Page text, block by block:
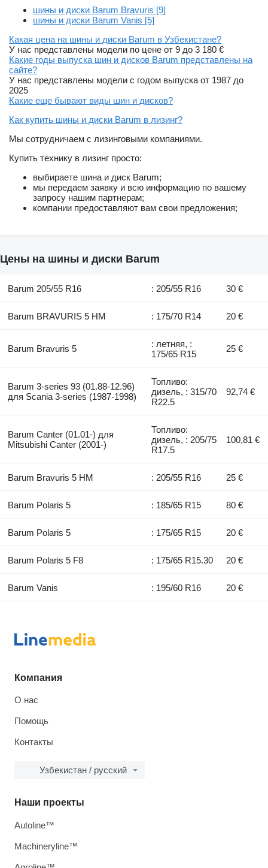
шины и диски Barum Bravuris [9]
шины и диски Barum Vanis [5]
Какая цена на шины и диски Barum в Узбекистане?
У нас представлены модели по цене от 9 до 3 180 €
Какие годы выпуска шин и дисков Barum представлены на
сайте?
У нас представлены модели с годом выпуска от 1987 до
2025
Какие еще бывают виды шин и дисков?
Как купить шины и диски Barum в лизинг?
Мы сотрудничаем с лизинговыми компаниями.
Купить технику в лизинг просто:
выбираете шина и диск Barum;
мы передаем заявку и всю информацию по вашему
запросу нашим партнерам;
компании предоставляют вам свои предложения;
Цены на шины и диски Barum
Barum 205/55 R16 : 205/55 R16 30 €
Barum BRAVURIS 5 HM : 175/70 R14 20 €
Barum Bravuris 5
: летняя, :
175/65 R15
25 €
Barum 3-series 93 (01.88-12.96)
для Scania 3-series (1987-1998)
Топливо:
дизель, : 315/70
R22.5
92,74 €
Barum Canter (01.01-) для
Mitsubishi Canter (2001-)
Топливо:
дизель, : 205/75
R17.5
100,81 €
Barum Bravuris 5 HM : 205/55 R16 25 €
Barum Polaris 5 : 185/65 R15 80 €
Barum Polaris 5 : 175/65 R15 20 €
Barum Polaris 5 F8 : 175/65 R15.30 20 €
Barum Vanis : 195/60 R16 20 €
Компания
О нас
Помощь
Контакты
Узбекистан / русский
Наши проекты
Autoline™
Machineryline™